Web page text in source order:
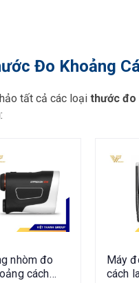
Đo Khoảng
tất cả các loại thước đo
nhòm đo
cách
Máy
cách